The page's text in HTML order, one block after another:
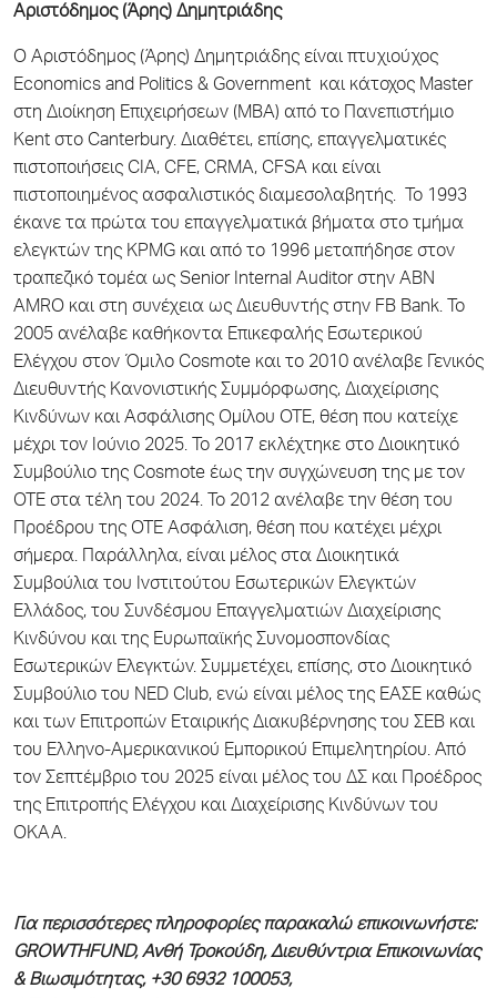
Αριστόδημος (Άρης) Δημητριάδης
Ο Αριστόδημος (Άρης) Δημητριάδης είναι πτυχιούχος
Economics and Politics & Government και κάτοχος Master
στη Διοίκηση Επιχειρήσεων (MBA) από το Πανεπιστήμιο
Kent στο Canterbury. Διαθέτει, επίσης, επαγγελματικές
πιστοποιήσεις CIA, CFE, CRMA, CFSA και είναι
πιστοποιημένος ασφαλιστικός διαμεσολαβητής. Το 1993
έκανε τα πρώτα του επαγγελματικά βήματα στο τμήμα
ελεγκτών της KPMG και από το 1996 μεταπήδησε στον
τραπεζικό τομέα ως Senior Internal Auditor στην ABN
AMRO και στη συνέχεια ως Διευθυντής στην FB Bank. Το
2005 ανέλαβε καθήκοντα Επικεφαλής Εσωτερικού
Ελέγχου στον Όμιλο Cosmote και το 2010 ανέλαβε Γενικός
Διευθυντής Κανονιστικής Συμμόρφωσης, Διαχείρισης
Κινδύνων και Ασφάλισης Ομίλου ΟΤΕ, θέση που κατείχε
μέχρι τον Ιούνιο 2025. Το 2017 εκλέχτηκε στο Διοικητικό
Συμβούλιο της Cosmote έως την συγχώνευση της με τον
ΟΤΕ στα τέλη του 2024. Το 2012 ανέλαβε την θέση του
Προέδρου της ΟΤΕ Ασφάλιση, θέση που κατέχει μέχρι
σήμερα. Παράλληλα, είναι μέλος στα Διοικητικά
Συμβούλια του Ινστιτούτου Εσωτερικών Ελεγκτών
Ελλάδος, του Συνδέσμου Επαγγελματιών Διαχείρισης
Κινδύνου και της Ευρωπαϊκής Συνομοσπονδίας
Εσωτερικών Ελεγκτών. Συμμετέχει, επίσης, στο Διοικητικό
Συμβούλιο του NED Club, ενώ είναι μέλος της ΕΑΣΕ καθώς
και των Επιτροπών Εταιρικής Διακυβέρνησης του ΣΕΒ και
του Ελληνο-Αμερικανικού Εμπορικού Επιμελητηρίου. Από
τον Σεπτέμβριο του 2025 είναι μέλος του ΔΣ και Προέδρος
της Επιτροπής Ελέγχου και Διαχείρισης Κινδύνων του
ΟΚΑΑ.
Για περισσότερες πληροφορίες παρακαλώ επικοινωνήστε:
GROWTHFUND, Ανθή Τροκούδη, Διευθύντρια Επικοινωνίας
& Βιωσιμότητας, +30 6932 100053,